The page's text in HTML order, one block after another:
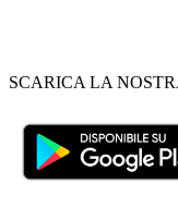
SCARICA LA